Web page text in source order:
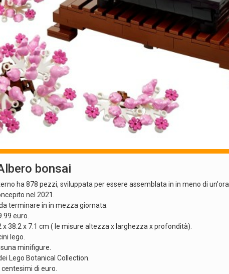
bonsai
ha 878 pezzi, sviluppata per essere assemblata in in meno di un'ora.
nel 2021.
terminare in in mezza giornata.
euro.
38.2 x 7.1 cm ( le misure altezza x larghezza x profondità).
lego.
minifigure.
Lego Botanical Collection.
di euro.